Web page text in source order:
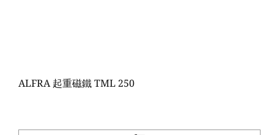
ALFRA 起重磁鐵 TML 250